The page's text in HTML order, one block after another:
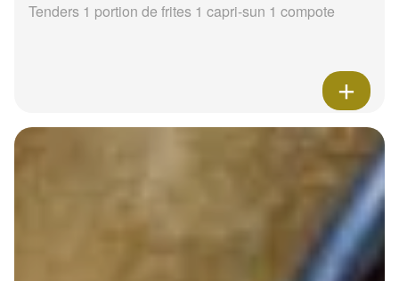
Tenders 1 portion de frites 1 capri-sun 1 compote